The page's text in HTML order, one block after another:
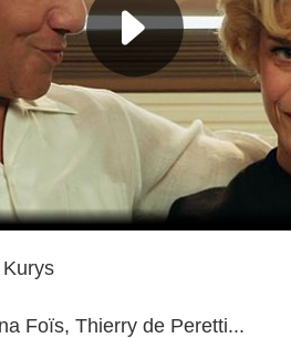
Foïs, Thierry de Peretti...